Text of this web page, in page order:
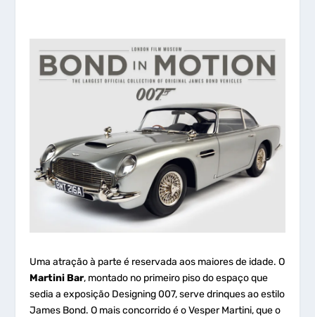
Uma atração à parte é reservada aos maiores de idade. O
Martini Bar, montado no primeiro piso do espaço que
sedia a exposição Designing 007, serve drinques ao estilo
James Bond. O mais concorrido é o Vesper Martini, que o